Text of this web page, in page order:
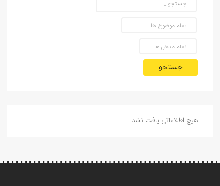
جستجو
هیچ اطلاعاتی یافت نشد